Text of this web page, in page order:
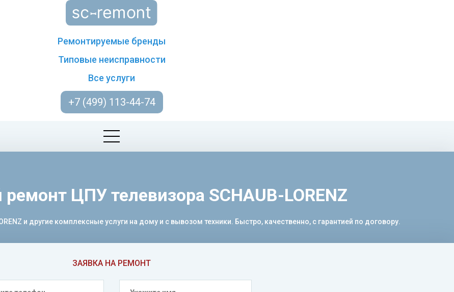
Ремонтируемые бренды
Типовые неисправности
Все услуги
+7 (499) 113-44-74
ЗАЯВКА НА РЕМОНТ
ЦПУ телевизора SCHAUB-LORENZ
и другие комплексные услуги на дому и с вывозом техники. Быстро, качественно, с гарантией по договору.